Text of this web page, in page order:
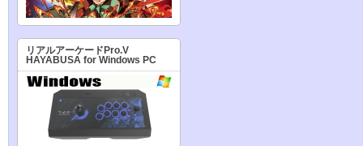
リアルアーケードPro.V
HAYABUSA for Windows PC